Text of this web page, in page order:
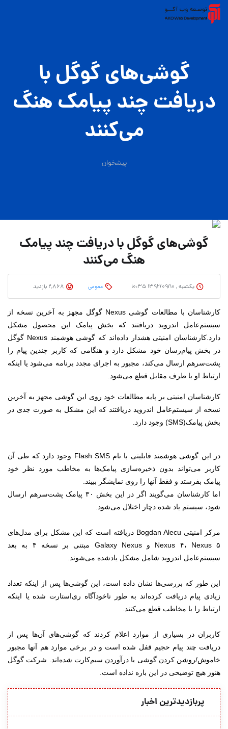
گوشی‌های گوگل با
دریافت چند پیامک هنگ
می‌کنند
پیشخوان
گوشی‌های گوگل با دریافت چند پیامک
هنگ می‌کنند
یکشنبه , ۱۳۹۲/۰۹/۱۰ ۱۰:۳۵ عمومی
کارشناسان با مطالعات گوشی Nexus گوگل مجهز به آخرین نسخه از
سیستم‌عامل اندروید دریافتند که بخش پیامک این محصول مشکل
دارد.
کارشناسان امنیتی هشدار داده‌‌اند که گوشی هوشمند Nexus گوگل
در بخش پیام‌رسان خود مشکل دارد و هنگامی که کاربر چندین پیام را
پشت‌سرهم ارسال می‌کند، مجبور به اجرای مجدد برنامه می‌شود یا اینکه
ارتباط او با طرف مقابل قطع می‌شود.
کارشناسان امنیتی بر پایه مطالعات خود روی این گوشی مجهز به آخرین
نسخه از سیستم‌عامل اندروید دریافتند که این مشکل به صورت جدی در
بخش پیامک(SMS) وجود دارد.
در این گوشی هوشمند قابلیتی با نام Flash SMS وجود دارد که طی آن
کاربر می‌تواند بدون ذخیره‌سازی پیامک‌ها به مخاطب مورد نظر خود
پیامک بفرستد و فقط آنها را روی نمایشگر ببیند.
اما کارشناسان می‌گویند اگر در این بخش ۳۰ پیامک پشت‌سرهم ارسال
شود، سیستم یاد شده دچار اختلال می‌شود.
مرکز امنیتی Bogdan Alecu دریافته است که این مشکل برای مدل‌های
Nexus ۴، Nexus ۵ و Galaxy Nexus مبتنی بر نسخه ۴ به بعد
سیستم‌عامل اندروید شامل مشکل یادشده می‌شوند.
این طور که بررسی‌ها نشان داده است، این گوشی‌ها پس از اینکه تعداد
زیادی پیام دریافت کرده‌اند به طور ناخودآگاه ری‌استارت شده یا اینکه
ارتباط را با مخاطب قطع می‌کنند.
کاربران در بسیاری از موارد اعلام کردند که گوشی‌های آن‌ها پس از
دریافت چند پیام حجیم قفل شده است و در برخی موارد هم آنها مجبور
خاموش/روشن کردن گوشی یا درآوردن سیم‌کارت شده‌اند. شرکت گوگل
هنوز هیچ توضیحی در این باره نداده است.
پربازدیدترین اخبار